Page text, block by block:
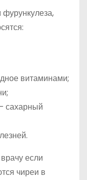
витаминами;
сахарный
если
чиреи в